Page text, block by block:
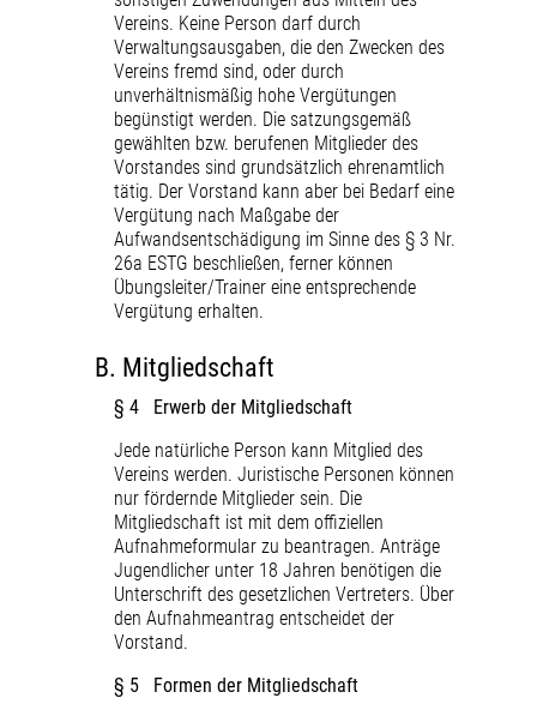
Vereins. Keine Person darf durch
Verwaltungsausgaben, die den Zwecken des
Vereins fremd sind, oder durch
unverhältnismäßig hohe Vergütungen
begünstigt werden. Die satzungsgemäß
gewählten bzw. berufenen Mitglieder des
Vorstandes sind grundsätzlich ehrenamtlich
tätig. Der Vorstand kann aber bei Bedarf eine
Vergütung nach Maßgabe der
Aufwandsentschädigung im Sinne des § 3 Nr.
26a ESTG beschließen, ferner können
Übungsleiter/Trainer eine entsprechende
Vergütung erhalten.
B. Mitgliedschaft
§ 4 Erwerb der Mitgliedschaft
Jede natürliche Person kann Mitglied des
Vereins werden. Juristische Personen können
nur fördernde Mitglieder sein. Die
Mitgliedschaft ist mit dem offiziellen
Aufnahmeformular zu beantragen. Anträge
Jugendlicher unter 18 Jahren benötigen die
Unterschrift des gesetzlichen Vertreters. Über
den Aufnahmeantrag entscheidet der
Vorstand.
§ 5 Formen der Mitgliedschaft